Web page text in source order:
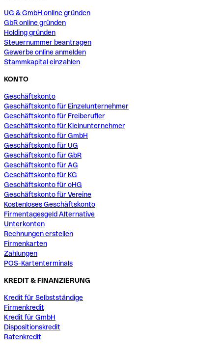
UG & GmbH online gründen
GbR online gründen
Holding gründen
Steuernummer beantragen
Gewerbe online anmelden
Stammkapital einzahlen
KONTO
Geschäftskonto
Geschäftskonto für Einzelunternehmer
Geschäftskonto für Freiberufler
Geschäftskonto für Kleinunternehmer
Geschäftskonto für GmbH
Geschäftskonto für UG
Geschäftskonto für GbR
Geschäftskonto für AG
Geschäftskonto für KG
Geschäftskonto für oHG
Geschäftskonto für Vereine
Kostenloses Geschäftskonto
Firmentagesgeld Alternative
Unterkonten
Rechnungen erstellen
Firmenkarten
Zahlungen
POS-Kartenterminals
KREDIT & FINANZIERUNG
Kredit für Selbstständige
Firmenkredit
Kredit für GmbH
Dispositionskredit
Ratenkredit